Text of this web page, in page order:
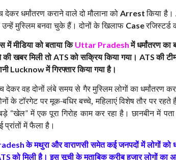
धर्मांतरण कराने वाले दो मौलाना कोArrest किया है।
मुस्लिम बनवा चुके हैं। दोनों के खिलाफ Caseरजिस्टर्ड
मीडिया को बताया कि Uttar Pradesh में धर्मांतरण का
की खबर मिली तो ATSको सक्रिय किया गया। ATSकी
Lucknowमें गिरफ्तार किया गया है।
वह दोनों लंबे समय से गैर मुस्लिम लोगों का धर्मांतरण
के टॉरगेट पर मूक-बधिर बच्चे, महिलाएं विशेष तौर पर
“खेल”में एक पूरा गिरोह काम कर रहा है। छानबीन में
में फैला है।
के मथुरा और वाराणसी समेत कई जनपदों में लोगों को
को मिली है। इस सूची के मुताबिक करीब हजार लोगों का